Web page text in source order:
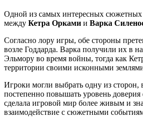
Одной из самых интересных сюжетных
между Кетра Орками и Варка
Согласно лору игры, обе стороны
возле Годдарда. Варка получили их в
Эльмору во время войны, тогда как
территории своими исконными
Игроки могли выбрать одну из сторон,
постепенно повышать уровень
сделала игровой мир более живым и
взаимодействие с сюжетными